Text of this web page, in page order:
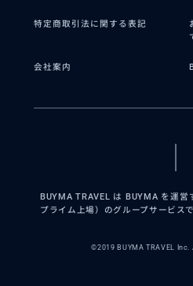
特定商取引法に関する表記
会社案内
BUYMA TRAVEL は BUYMA を運
プライム上場）のグループサービスで
©2019 BUYMA TRAVEL